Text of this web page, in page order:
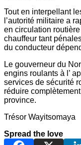
Tout en interpellant
l’autorité militaire a
en circulation
chauffeur tant
du conducteur
Le gouverneur du
engins roulants à l’
services de sécurité
réduire
province.
Trésor Wayitsomaya
Spread the love